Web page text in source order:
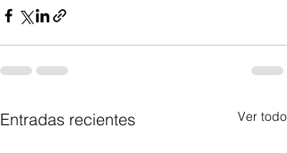
Entradas recientes Ver todo